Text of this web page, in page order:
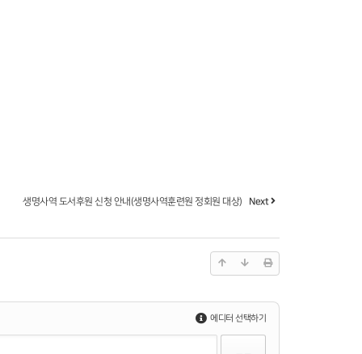
생명사역 도서후원 신청 안내(생명사역훈련원 정회원 대상) Next
에디터 선택하기